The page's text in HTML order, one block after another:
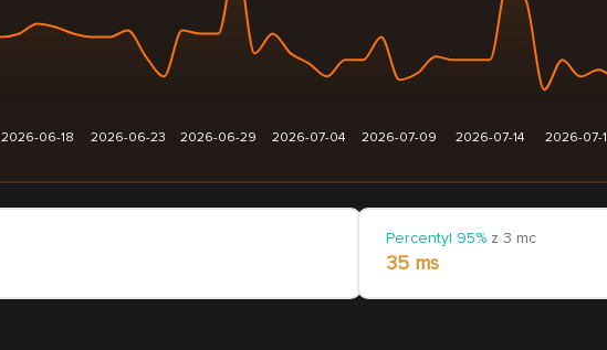
2026-06-18 2026-06-23 2026-06-29 2026-07-04 2026-07-09 2026-07-14 2026-07-
Percentyl 95% z 3 mc
35 ms